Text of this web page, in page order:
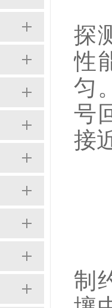
探
性
匀
号
接
制